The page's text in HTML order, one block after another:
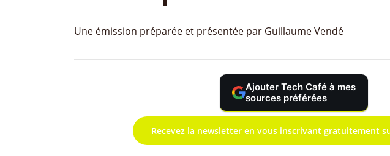
Une émission préparée et présentée par Guillaume Vendé
Ajouter Tech Café à mes
sources préférées
Recevez la newsletter en vous inscrivant gratuitement